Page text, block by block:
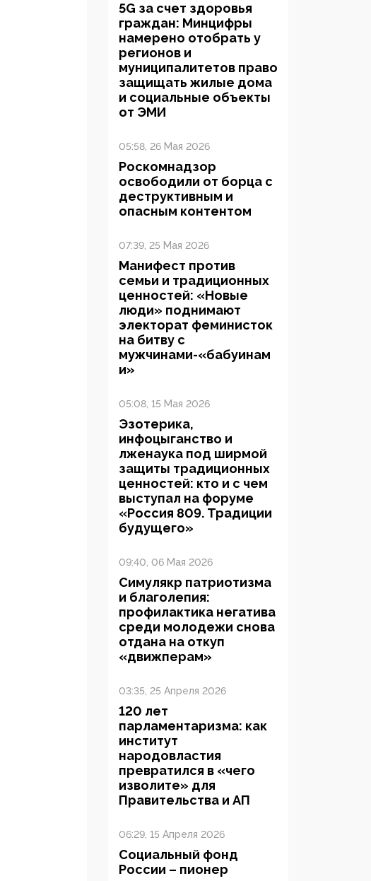
5G за счет здоровья
граждан: Минцифры
намерено отобрать у
регионов и
муниципалитетов право
защищать жилые дома
и социальные объекты
от ЭМИ
05:58, 26 Мая 2026
Роскомнадзор
освободили от борца с
деструктивным и
опасным контентом
07:39, 25 Мая 2026
Манифест против
семьи и традиционных
ценностей: «Новые
люди» поднимают
электорат феминисток
на битву с
мужчинами-«бабуинам
и»
05:08, 15 Мая 2026
Эзотерика,
инфоцыганство и
лженаука под ширмой
защиты традиционных
ценностей: кто и с чем
выступал на форуме
«Россия 809. Традиции
будущего»
09:40, 06 Мая 2026
Симулякр патриотизма
и благолепия:
профилактика негатива
среди молодежи снова
отдана на откуп
«движперам»
03:35, 25 Апреля 2026
120 лет
парламентаризма: как
институт
народовластия
превратился в «чего
изволите» для
Правительства и АП
06:29, 15 Апреля 2026
Социальный фонд
России – пионер